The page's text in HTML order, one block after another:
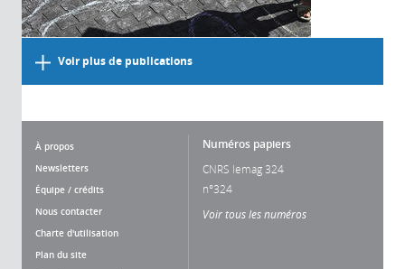
Voir plus de publications
À propos
Newsletters
Équipe / crédits
Nous contacter
Charte d'utilisation
Plan du site
Numéros papiers
CNRS lemag 324
n°324
Voir tous les numéros